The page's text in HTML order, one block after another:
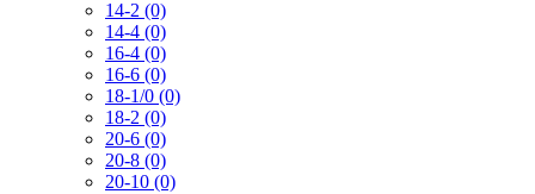
14-2 (0)
14-4 (0)
16-4 (0)
16-6 (0)
18-1/0 (0)
18-2 (0)
20-6 (0)
20-8 (0)
20-10 (0)